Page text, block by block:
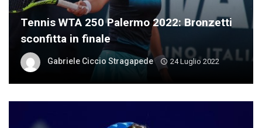
Tennis WTA 250 Palermo 2022: Bronzetti
sconfitta in finale
Gabriele Ciccio Stragapede 24 Luglio 2022